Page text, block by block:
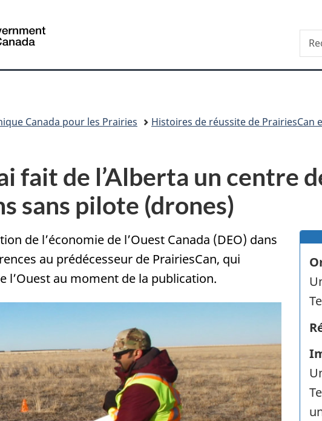
sujet
HTML
Canada
Canada pour les Prairies Histoires de réussite de PrairiesCan
fait de l’Alberta un centre
sans pilote (drones)
de l’économie de l’Ouest Canada (DEO) dans
au prédécesseur de PrairiesCan, qui
l’Ouest au moment de la publication.
S
u
c
s
s
S